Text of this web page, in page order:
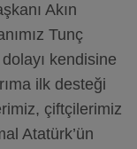
Akın
Tunç
kendisine
ilk desteği
çiftçilerimiz
Atatürk’ün